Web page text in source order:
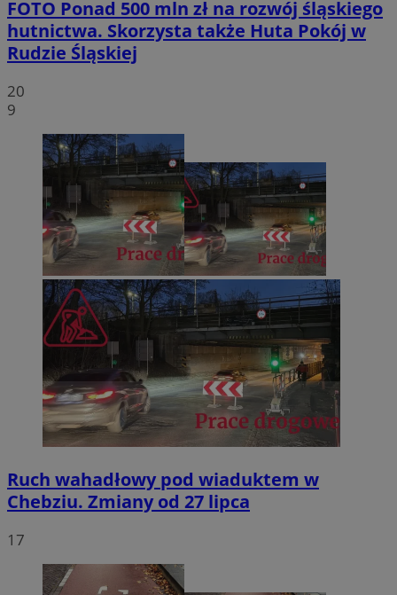
FOTO Ponad 500 mln zł na rozwój śląskiego
hutnictwa. Skorzysta także Huta Pokój w
Rudzie Śląskiej
20
9
Ruch wahadłowy pod wiaduktem w
Chebziu. Zmiany od 27 lipca
17